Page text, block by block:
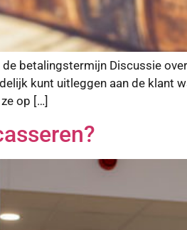
betalingstermijn Discussie
kunt uitleggen aan de klant
op […]